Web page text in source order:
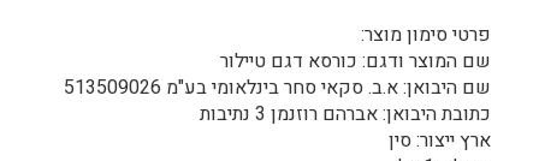
פרטי סימון מוצר:
שם המוצר ודגם: כורסא דגם טיילור
שם היבואן: א.ב. סקאי סחר בינלאומי בע"מ 513509026
כתובת היבואן: אברהם רוזנמן 3 נתיבות
ארץ ייצור: סין